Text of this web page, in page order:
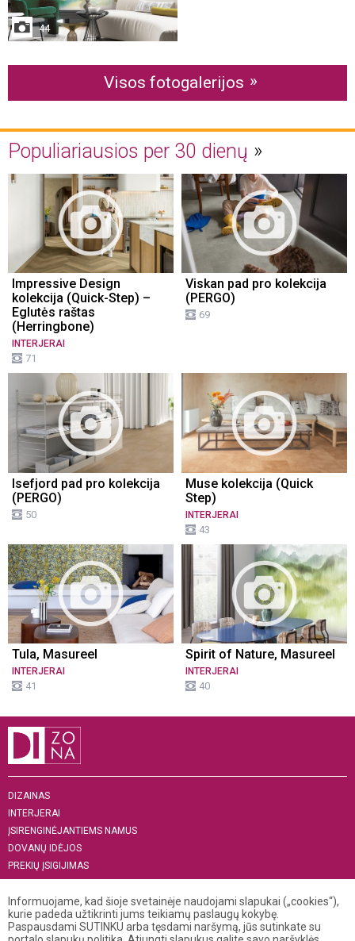
44
Visos fotogalerijos
Populiariausios per 30 dienų
Impressive Design
kolekcija (Quick-Step) –
Eglutės raštas
(Herringbone)
INTERJERAI
71
Viskan pad pro kolekcija
(PERGO)
69
Isefjord pad pro kolekcija
(PERGO)
50
Muse kolekcija (Quick
Step)
INTERJERAI
43
Tula, Masureel
INTERJERAI
41
Spirit of Nature, Masureel
INTERJERAI
40
DIZAINAS
INTERJERAI
ĮSIRENGINĖJANTIEMS NAMUS
DOVANŲ IDĖJOS
PREKIŲ ĮSIGIJIMAS
APIE MUS
„MENAS INTERJERUI 2019“
+370 521 04 141
Informuojame, kad šioje svetainėje naudojami slapukai („cookies“),
kurie padeda užtikrinti jums teikiamų paslaugų kokybę.
Paspausdami SUTINKU arba tęsdami naršymą, jūs sutinkate su